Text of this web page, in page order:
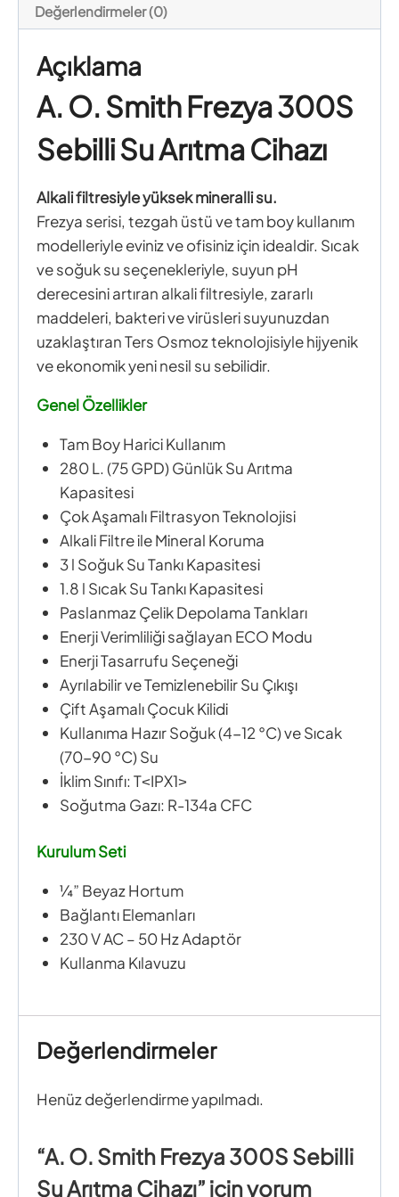
Değerlendirmeler (0)
Açıklama
A. O. Smith Frezya 300S
Sebilli Su Arıtma Cihazı
Alkali filtresiyle yüksek mineralli su.
Frezya serisi, tezgah üstü ve tam boy kullanım
modelleriyle eviniz ve ofisiniz için idealdir. Sıcak
ve soğuk su seçenekleriyle, suyun pH
derecesini artıran alkali filtresiyle, zararlı
maddeleri, bakteri ve virüsleri suyunuzdan
uzaklaştıran Ters Osmoz teknolojisiyle hijyenik
ve ekonomik yeni nesil su sebilidir.
Genel Özellikler
Tam Boy Harici Kullanım
280 L. (75 GPD) Günlük Su Arıtma
Kapasitesi
Çok Aşamalı Filtrasyon Teknolojisi
Alkali Filtre ile Mineral Koruma
3 l Soğuk Su Tankı Kapasitesi
1.8 l Sıcak Su Tankı Kapasitesi
Paslanmaz Çelik Depolama Tankları
Enerji Verimliliği sağlayan ECO Modu
Enerji Tasarrufu Seçeneği
Ayrılabilir ve Temizlenebilir Su Çıkışı
Çift Aşamalı Çocuk Kilidi
Kullanıma Hazır Soğuk (4-12 °C) ve Sıcak
(70-90 °C) Su
İklim Sınıfı: T˂IPX1˃
Soğutma Gazı: R-134a CFC
Kurulum Seti
¼” Beyaz Hortum
Bağlantı Elemanları
230 V AC – 50 Hz Adaptör
Kullanma Kılavuzu
Değerlendirmeler
Henüz değerlendirme yapılmadı.
“A. O. Smith Frezya 300S Sebilli
Su Arıtma Cihazı” için yorum